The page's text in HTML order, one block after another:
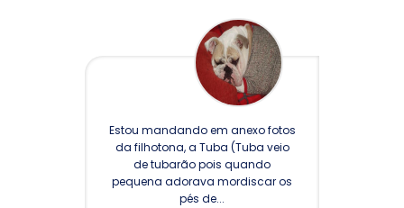
Estou mandando em anexo fotos
da filhotona, a Tuba (Tuba veio
de tubarão pois quando
pequena adorava mordiscar os
pés de...